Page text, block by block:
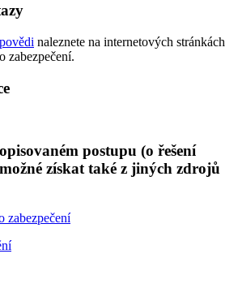
naleznete na internetových stránkách
zabezpečení.
postupu (o řešení
získat také z jiných zdrojů
zabezpečení